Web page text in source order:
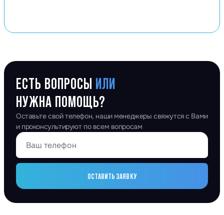
ЕСТЬ ВОПРОСЫ ИЛИ
НУЖНА ПОМОЩЬ?
Оставьте свой телефон, наши менеджеры свяжутся с Вами
и проконсультируют по всем вопросам
ОСТАВИТЬ ЗАЯВКУ